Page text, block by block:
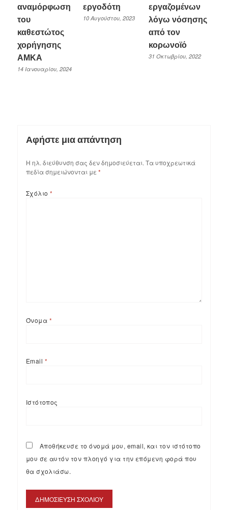
αναμόρφωση
του
καθεστώτος
χορήγησης
ΑΜΚΑ
14 Ιανουαρίου, 2024
εργοδότη
10 Αυγούστου, 2023
εργαζομένων
λόγω νόσησης
από τον
κορωνοϊό
31 Οκτωβρίου, 2022
Αφήστε μια απάντηση
Η ηλ. διεύθυνση σας δεν δημοσιεύεται. Τα υποχρεωτικά
πεδία σημειώνονται με *
Σχόλιο *
Όνομα *
Email *
Ιστότοπος
Αποθήκευσε το όνομά μου, email, και τον ιστότοπο
μου σε αυτόν τον πλοηγό για την επόμενη φορά που
θα σχολιάσω.